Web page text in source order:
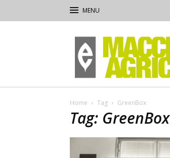
Macchine
Agricole
Home Tag GreenBox
Tag: GreenBox